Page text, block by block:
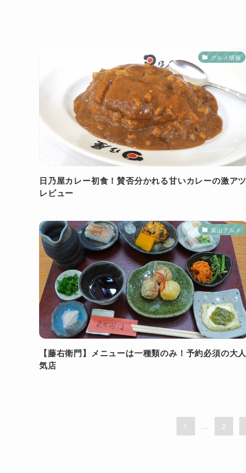
グルメ情報
日乃屋カレー初食！賛否分かれる甘いカレーの激アツ
レビュー
富山グルメ
【藤右衛門】メニューは一種類のみ！予約必須の大人
気店
1 ... 2